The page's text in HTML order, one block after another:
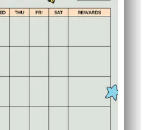
dvs. - personalizați sarcinile și